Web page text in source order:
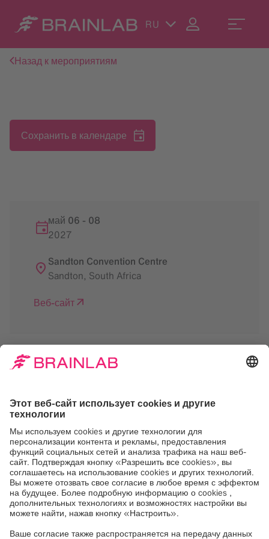
RU
Назад к мероприятиям
Сохранить в календаре
май 06 - 08
2027
Sandton Convention Centre
Sandton, South Africa
Веб-сайт
Нам нужно ваше
согласие на загрузку
сервиса Google Maps
Мы используем Google Maps, для
встраивания контента, который может
собирать данные о вашей активности.
Пожалуйста, ознакомьтесь с деталями и
примите услугу, чтобы увидеть этот
контент.